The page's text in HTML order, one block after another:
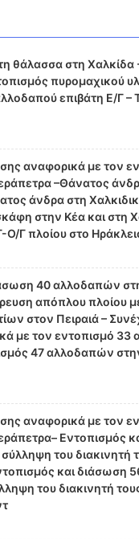
θάλασσα στη
πυρομαχικού
επιβάτη Ε/Γ –
αναφορικά με τον
–Θάνατος
άνδρα στη
στην Κέα και στη
Γ πλοίου στο
40 αλλοδαπών
απόπλου πλοίου
στον Πειραιά –
με τον εντοπισμό
47 αλλοδαπών
αναφορικά με τον
Εντοπισμός
του διακινητή
και διάσωση
του διακινητή